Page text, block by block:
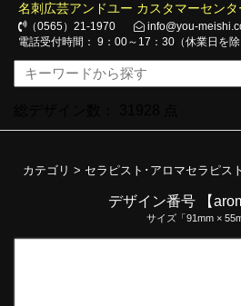
名刺広芸アンドユー カスタマーセンタ
（0565）21-1970
info@you-
電話受付時間： 9：00～17：30（休業日を除
カテゴリ > セラピスト･アロマセラピス
デザイン番号 【
サイズ「91mm ×